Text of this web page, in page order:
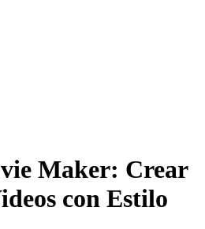
Maker: Crear
con Estilo